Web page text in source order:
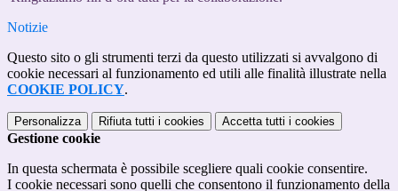
Notizie
Questo sito o gli strumenti terzi da questo utilizzati si avvalgono di
cookie necessari al funzionamento ed utili alle finalità illustrate nella
COOKIE POLICY.
Personalizza Rifiuta tutti i cookies Accetta tutti i cookies
Gestione cookie
In questa schermata è possibile scegliere quali cookie consentire.
I cookie necessari sono quelli che consentono il funzionamento della